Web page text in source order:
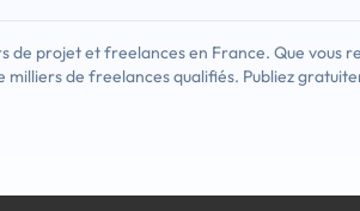
projet et freelances en France. Que vous
de freelances qualifiés. Publiez